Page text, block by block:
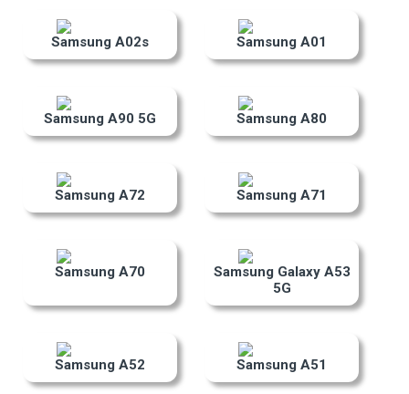
Samsung A02s Samsung A01
Samsung A90 5G Samsung A80
Samsung A72 Samsung A71
Samsung A70
Samsung Galaxy A53
5G
Samsung A52 Samsung A51